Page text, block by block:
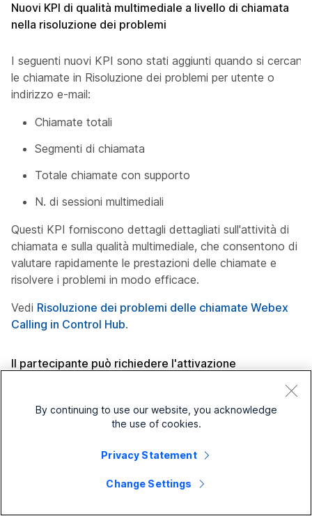
Nuovi KPI di qualità multimediale a livello di chiamata
nella risoluzione dei problemi
I seguenti nuovi KPI sono stati aggiunti quando si cercano
le chiamate in Risoluzione dei problemi per utente o
indirizzo e-mail:
Chiamate totali
Segmenti di chiamata
Totale chiamate con supporto
N. di sessioni multimediali
Questi KPI forniscono dettagli dettagliati sull'attività di
chiamata e sulla qualità multimediale, che consentono di
valutare rapidamente le prestazioni delle chiamate e
risolvere i problemi in modo efficace.
Vedi Risoluzione dei problemi delle chiamate Webex
Calling in Control Hub.
Il partecipante può richiedere l'attivazione
Puoi scegliere se i partecipanti possono richiedere di
una riunione. L'organizzatore o il coorganizzatore riceve
By continuing to use our website, you acknowledge
the use of cookies.
Privacy Statement
Change Settings